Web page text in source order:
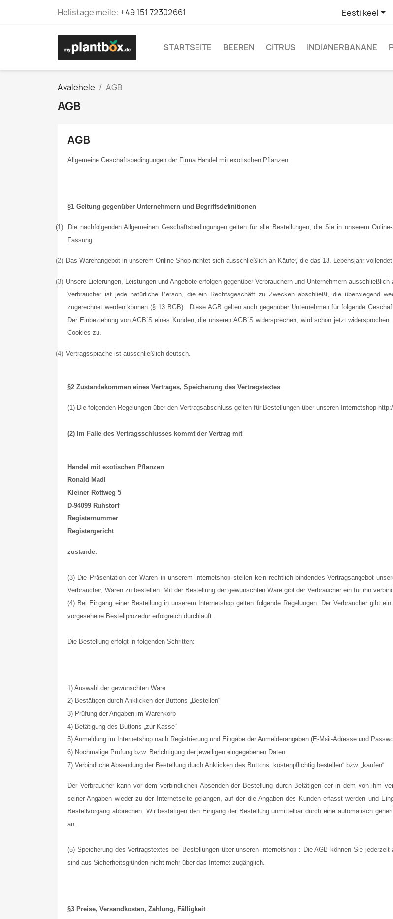
Helistage meile: +49 151 72302661 Eesti keel
STARTSEITE BEEREN CITRUS INDIANERBANANE
Avalehele AGB
AGB
AGB
Allgemeine Geschäftsbedingungen der Firma Handel mit exotischen Pflanzen
§1 Geltung gegenüber Unternehmern und Begriffsdefinitionen
(1) Die nachfolgenden Allgemeinen Geschäftsbedingungen gelten für alle Bestellungen, die Sie in unserem Online-
Fassung.
(2) Das Warenangebot in unserem Online-Shop richtet sich ausschließlich an Käufer, die das 18. Lebensjahr vollendet
(3) Unsere Lieferungen, Leistungen und Angebote erfolgen gegenüber Verbrauchern und Unternehmern ausschließlich
Verbraucher ist jede natürliche Person, die ein Rechtsgeschäft zu Zwecken abschließt, die überwiegend
zugerechnet werden können (§ 13 BGB).
Diese AGB gelten auch gegenüber Unternehmen für folgende
Der Einbeziehung von AGB`S eines Kunden, die unseren AGB`S widersprechen, wird schon jetzt
Cookies zu.
(4) Vertragssprache ist ausschließlich deutsch.
§2 Zustandekommen eines Vertrages, Speicherung des Vertragstextes
(1) Die folgenden Regelungen über den Vertragsabschluss gelten für Bestellungen über unseren Internetshop
(2) Im Falle des Vertragsschlusses kommt der Vertrag mit
Handel mit exotischen Pflanzen
Ronald Madl
Kleiner Rottweg 5
D-94099 Ruhstorf
Registernummer
Registergericht
zustande.
(3) Die Präsentation der Waren in unserem Internetshop stellen kein rechtlich bindendes Vertragsangebot
Verbraucher, Waren zu bestellen. Mit der Bestellung der gewünschten Ware gibt der Verbraucher ein für ihn
(4) Bei Eingang einer Bestellung in unserem Internetshop gelten folgende Regelungen: Der Verbraucher gibt
vorgesehene Bestellprozedur erfolgreich durchläuft.
Die Bestellung erfolgt in folgenden Schritten:
1) Auswahl der gewünschten Ware
2) Bestätigen durch Anklicken der Buttons „Bestellen“
3) Prüfung der Angaben im Warenkorb
4) Betätigung des Buttons „zur Kasse“
5) Anmeldung im Internetshop nach Registrierung und Eingabe der Anmelderangaben (E-Mail-Adresse und
6) Nochmalige Prüfung bzw. Berichtigung der jeweiligen eingegebenen Daten.
7) Verbindliche Absendung der Bestellung durch Anklicken des Buttons „kostenpflichtig bestellen“ bzw. „kaufen“
Der Verbraucher kann vor dem verbindlichen Absenden der Bestellung durch Betätigen der in dem von ihm
seiner Angaben wieder zu der Internetseite gelangen, auf der die Angaben des Kunden erfasst werden und
Bestellvorgang abbrechen. Wir bestätigen den Eingang der Bestellung unmittelbar durch eine automatisch
an.
(5) Speicherung des Vertragstextes bei Bestellungen über unseren Internetshop : Die AGB können Sie
sind aus Sicherheitsgründen nicht mehr über das Internet zugänglich.
§3 Preise, Versandkosten, Zahlung, Fälligkeit